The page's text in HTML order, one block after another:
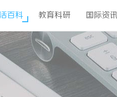
百科 教育科研 国际资